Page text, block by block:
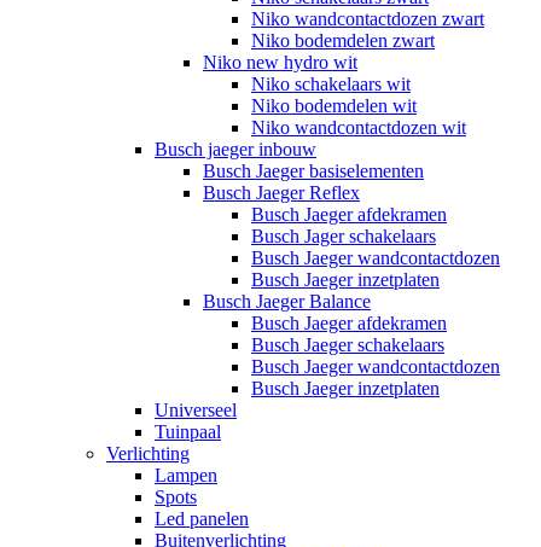
Niko wandcontactdozen zwart
Niko bodemdelen zwart
Niko new hydro wit
Niko schakelaars wit
Niko bodemdelen wit
Niko wandcontactdozen wit
Busch jaeger inbouw
Busch Jaeger basiselementen
Busch Jaeger Reflex
Busch Jaeger afdekramen
Busch Jager schakelaars
Busch Jaeger wandcontactdozen
Busch Jaeger inzetplaten
Busch Jaeger Balance
Busch Jaeger afdekramen
Busch Jaeger schakelaars
Busch Jaeger wandcontactdozen
Busch Jaeger inzetplaten
Universeel
Tuinpaal
Verlichting
Lampen
Spots
Led panelen
Buitenverlichting